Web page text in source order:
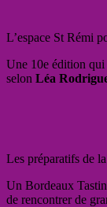
L’espace St Rémi
Une 10e édition qui
selon Léa
Les préparatifs de
Un Bordeaux
de rencontrer de